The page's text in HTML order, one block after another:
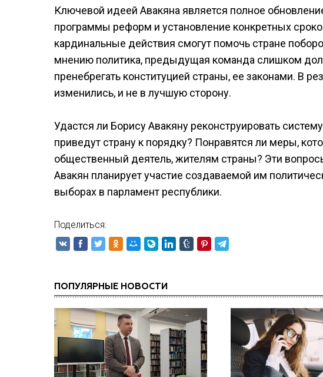
Ключевой идеей Авакяна является полное
программы реформ и установление конкретных
кардинальные действия смогут помочь стране
мнению политика, предыдущая команда слишком
пренебрегать конституцией страны, ее законами. В
изменились, и не в лучшую сторону.
Удастся ли Борису Авакяну реконструировать
приведут страну к порядку? Понравятся ли меры,
общественный деятель, жителям страны? Эти
Авакян планирует участие создаваемой им
выборах в парламент республики.
Поделиться:
ПОПУЛЯРНЫЕ НОВОСТИ